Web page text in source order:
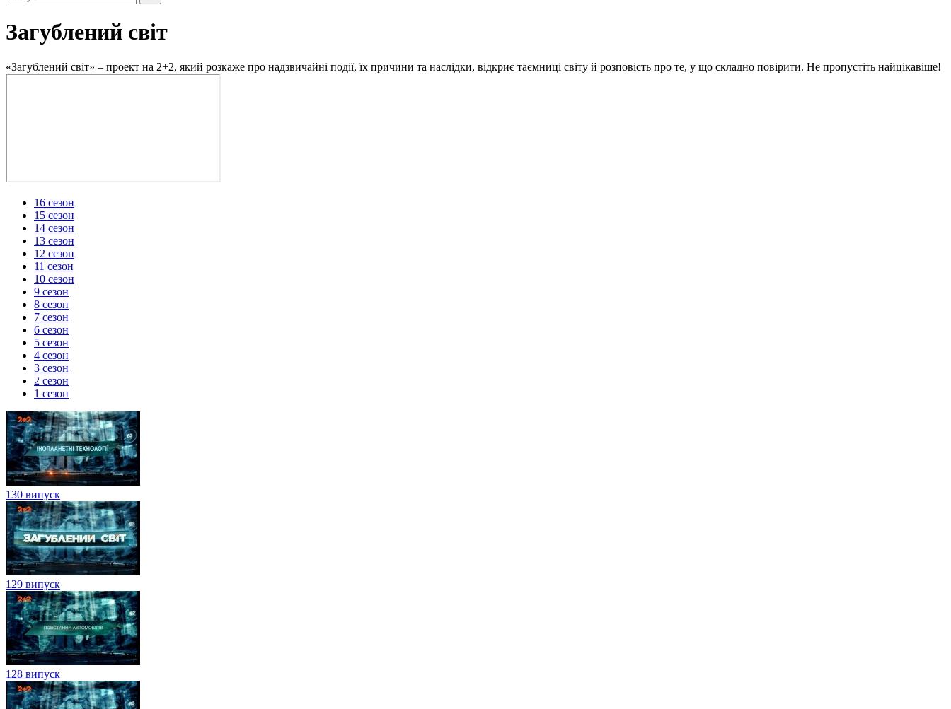
Загублений світ
«Загублений світ» – проект на 2+2, який розкаже про надзвичайні події, їх причини та наслідки, відкриє таємниці світу й розповість про те, у що складно повірити. Не пропустіть найцікавіше!
16 сезон
15 сезон
14 сезон
13 сезон
12 сезон
11 сезон
10 сезон
9 сезон
8 сезон
7 сезон
6 сезон
5 сезон
4 сезон
3 сезон
2 сезон
1 сезон
130 випуск
129 випуск
128 випуск